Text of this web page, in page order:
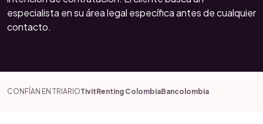
especialista en su área legal específica antes de cualquier
contacto.
CONFÍAN EN TRIARIOTivitRenting ColombiaBancolombia